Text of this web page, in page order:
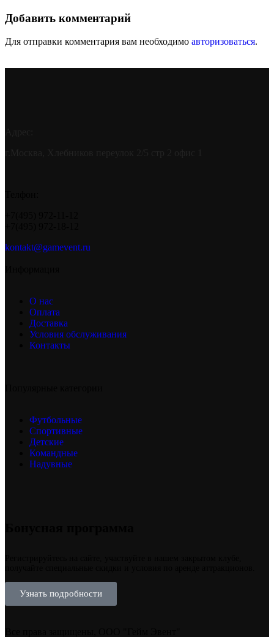
Добавить комментарий
Для отправки комментария вам необходимо авторизоваться.
kontakt@gamevent.ru
О нас
Оплата
Доставка
Условия обслуживания
Контакты
Футбольные
Спортивные
Детские
Командные
Надувные
Узнать подробности